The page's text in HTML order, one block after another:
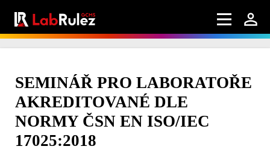
SEMINÁŘ PRO LABORATOŘE
AKREDITOVANÉ DLE
NORMY ČSN EN ISO/IEC
17025:2018